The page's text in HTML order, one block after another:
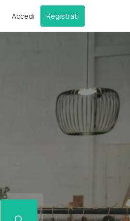
Accedi Registrati